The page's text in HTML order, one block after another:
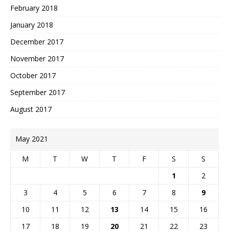
February 2018
January 2018
December 2017
November 2017
October 2017
September 2017
August 2017
May 2021
M T W T F S
S
1
2
3
4 5 6 7 8
9
10
11 12 13 14 15
16
17
18 19 20 21 22 23